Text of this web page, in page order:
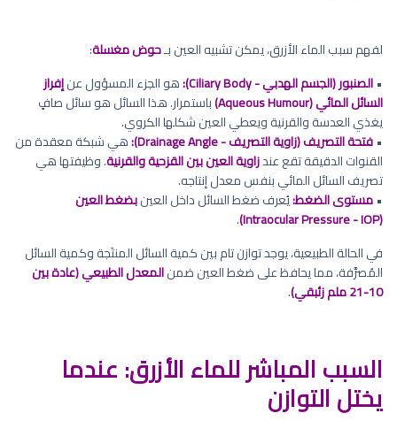
لفهم سبب الماء الأزرق، يمكن تشبيه العين بـحوض مغسلة:
•الصنبور (الجسم الهدبي - Ciliary Body): هو الجزء المسؤول عنإفراز
السائل المائي (Aqueous Humour)
باستمرار. هذا السائل هو سائل صافٍ
يغذي العدسة والقرنية ويعطي العين شكلها الكروي.
•فتحة التصريف (زاوية التصريف - Drainage Angle):
هي شبكة معقدة من
القنوات الدقيقة تقع عندزاوية العين بين القزحية والقرنية. وظيفتها هي
تصريف السائل المائي بنفس معدل إنتاجه.
•مستوى الضغط:يُعرف ضغط السائل داخل العينبضغط العين
(Intraocular Pressure - IOP)
.
في الحالة الطبيعية، يوجد توازن تام بين كمية السائل المنتَجة وكمية السائل
المُصرَّفة، مما يحافظ على ضغط العين ضمنالمعدل الطبيعي (عادة بين
10-21 ملم زئبقي)
.
السبب المباشر للماء الأزرق: عندما
يختل التوازن